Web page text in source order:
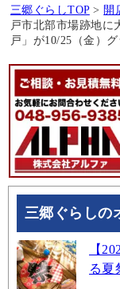
三郷ぐらしTOP > 開
戸市北部市場跡地に
戸」が10/25（金）
三郷ぐらしの
【
る夏